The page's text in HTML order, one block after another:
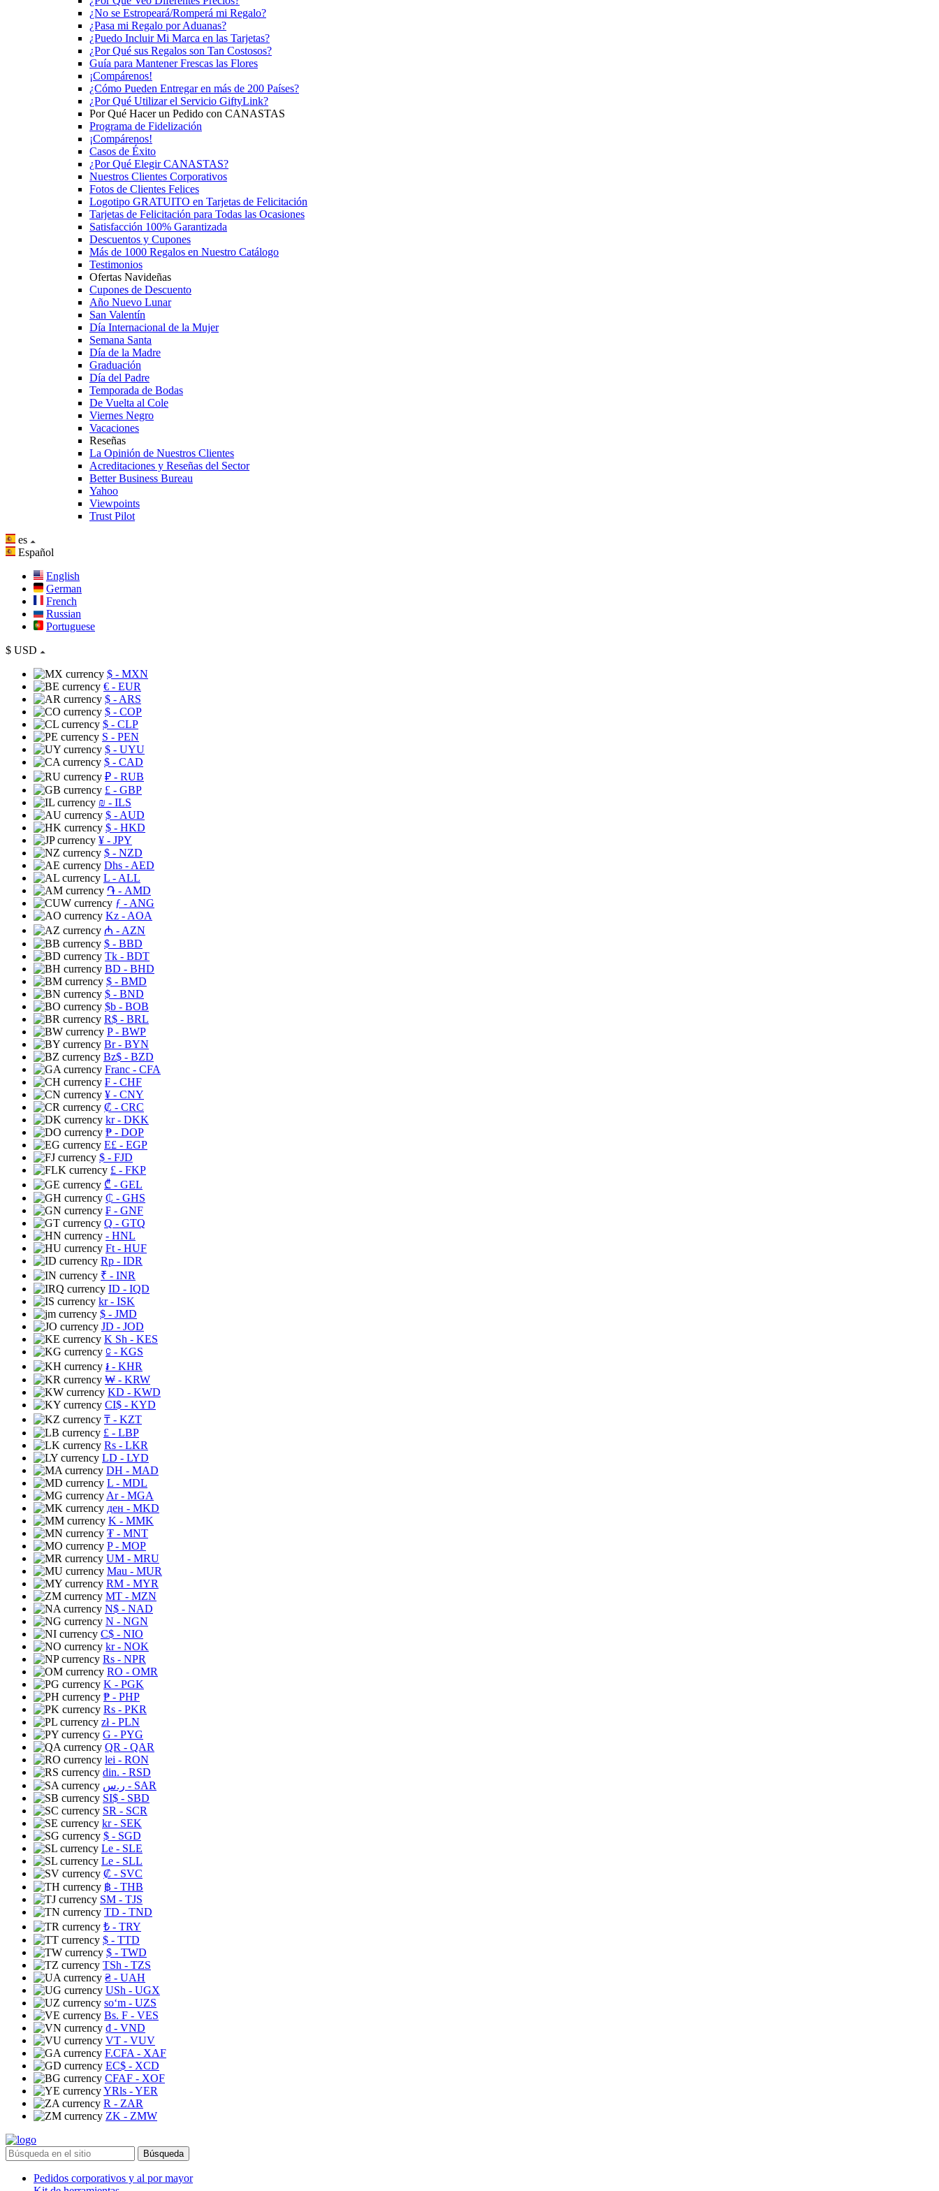
¿No se Estropeará/Romperá mi Regalo?
¿Pasa mi Regalo por Aduanas?
¿Puedo Incluir Mi Marca en las Tarjetas?
¿Por Qué sus Regalos son Tan Costosos?
Guía para Mantener Frescas las Flores
¡Compárenos!
¿Cómo Pueden Entregar en más de 200 Países?
¿Por Qué Utilizar el Servicio GiftyLink?
Por Qué Hacer un Pedido con CANASTAS
Programa de Fidelización
¡Compárenos!
Casos de Éxito
¿Por Qué Elegir CANASTAS?
Nuestros Clientes Corporativos
Fotos de Clientes Felices
Logotipo GRATUITO en Tarjetas de Felicitación
Tarjetas de Felicitación para Todas las Ocasiones
Satisfacción 100% Garantizada
Descuentos y Cupones
Más de 1000 Regalos en Nuestro Catálogo
Testimonios
Ofertas Navideñas
Cupones de Descuento
Año Nuevo Lunar
San Valentín
Día Internacional de la Mujer
Semana Santa
Día de la Madre
Graduación
Día del Padre
Temporada de Bodas
De Vuelta al Cole
Viernes Negro
Vacaciones
Reseñas
La Opinión de Nuestros Clientes
Acreditaciones y Reseñas del Sector
Better Business Bureau
Yahoo
Viewpoints
Trust Pilot
es
Español
English
German
French
Russian
Portuguese
$ USD
$ - MXN
€ - EUR
$ - ARS
$ - COP
$ - CLP
S - PEN
$ - UYU
$ - CAD
₽ - RUB
£ - GBP
₪ - ILS
$ - AUD
$ - HKD
¥ - JPY
$ - NZD
Dhs - AED
L - ALL
֏ - AMD
ƒ - ANG
Kz - AOA
₼ - AZN
$ - BBD
Tk - BDT
BD - BHD
$ - BMD
$ - BND
$b - BOB
R$ - BRL
P- BWP
Br- BYN
Bz$ - BZD
Franc - CFA
₣ - CHF
¥ - CNY
₡ - CRC
kr- DKK
₱ - DOP
E£ - EGP
$ - FJD
£ - FKP
₾ - GEL
₵ - GHS
₣ - GNF
Q - GTQ
- HNL
Ft - HUF
Rp - IDR
₹ - INR
ID - IQD
kr- ISK
$ - JMD
JD - JOD
K Sh - KES
⃀ - KGS
៛ - KHR
₩ - KRW
KD - KWD
CI$ - KYD
₸ - KZT
£ - LBP
Rs - LKR
LD - LYD
DH - MAD
L - MDL
Ar- MGA
ден - MKD
K - MMK
₮ - MNT
P- MOP
UM - MRU
Mau - MUR
RM - MYR
MT - MZN
N$ - NAD
N - NGN
C$ - NIO
kr- NOK
Rs - NPR
RO - OMR
K - PGK
₱ - PHP
Rs - PKR
zł- PLN
G - PYG
QR - QAR
lei - RON
din. - RSD
ر.س - SAR
SI$ - SBD
SR - SCR
kr- SEK
$ - SGD
Le - SLE
Le - SLL
₡ - SVC
฿ - THB
ЅМ - TJS
TD - TND
₺ - TRY
$ - TTD
$ - TWD
TSh - TZS
₴ - UAH
USh - UGX
soʻm - UZS
Bs. F - VES
₫ - VND
VT - VUV
F.CFA - XAF
EC$ - XCD
CFAF - XOF
YRls - YER
R - ZAR
ZK - ZMW
Búsqueda
Pedidos corporativos y al por mayor